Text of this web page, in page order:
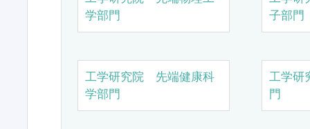
学部門
子部門
工学研究院 先端健康科
学部門
工学研
門